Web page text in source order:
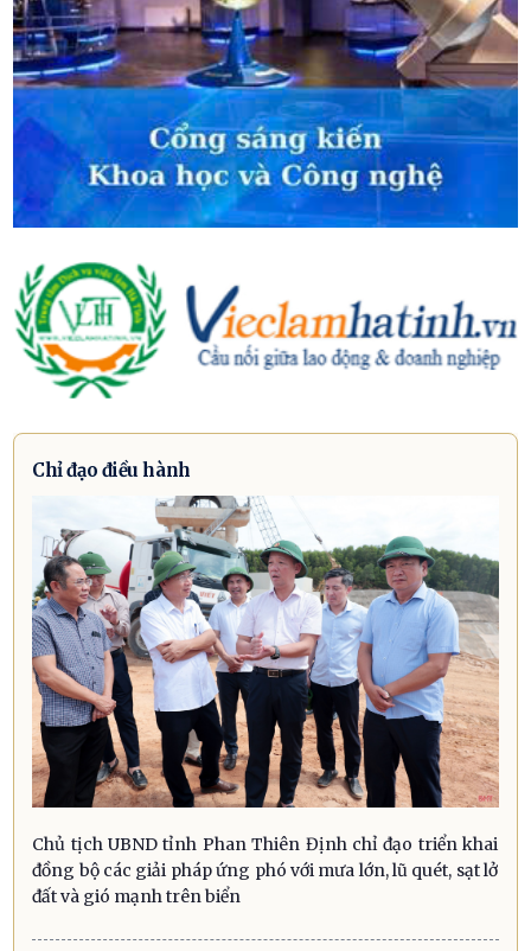
Chỉ đạo điều hành
Chủ tịch UBND tỉnh Phan Thiên Định chỉ đạo triển khai
đồng bộ các giải pháp ứng phó với mưa lớn, lũ quét, sạt lở
đất và gió mạnh trên biển